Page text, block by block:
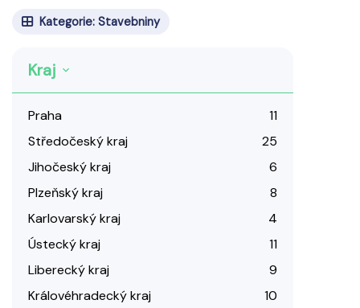
Kategorie: Stavebniny
Kraj
Praha
11
Středočeský kraj
25
Jihočeský kraj
6
Plzeňský kraj
8
Karlovarský kraj
4
Ústecký kraj
11
Liberecký kraj
9
Královéhradecký kraj
10